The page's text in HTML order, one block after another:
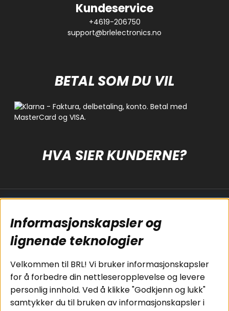
Kundeservice
+4619-206750
support@brlelectronics.no
BETAL SOM DU VIL
HVA SIER KUNDERNE?
Koblingsguide for
subwoofers
Tilkobling av
bilforsterker
Koblingsguide for
midbasser
Butikker
Cookies
Kjøpsvilkår
Personvernpolicy
Service / Garanti /
Retur
Informasjonskapsler og
lignende teknologier
Velkommen til BRL! Vi bruker informasjonskapsler
for å forbedre din nettleseropplevelse og levere
personlig innhold. Ved å klikke "Godkjenn og lukk"
samtykker du til bruken av informasjonskapsler i